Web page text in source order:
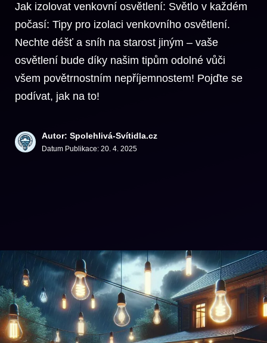
Jak izolovat venkovní osvětlení: Světlo v každém
počasí: Tipy pro izolaci venkovního osvětlení.
Nechte déšť a sníh na starost jiným – vaše
osvětlení bude díky našim tipům odolné vůči
všem povětrnostním nepříjemnostem! Pojďte se
podívat, jak na to!
Autor: Spolehlivá-Svítidla.cz
Datum Publikace: 20. 4. 2025